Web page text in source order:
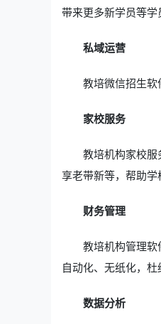
带来更多新学员等学
私域运营
教培微信招生软
家校服务
教培机构家校
享老带新等，帮助学
财务管理
教培机构管理
自动化、无纸化，杜
数据分析